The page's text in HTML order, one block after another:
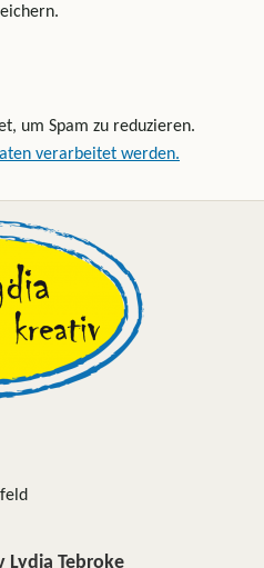
um Spam zu reduzieren.
verarbeitet werden.
Lydia Tebroke